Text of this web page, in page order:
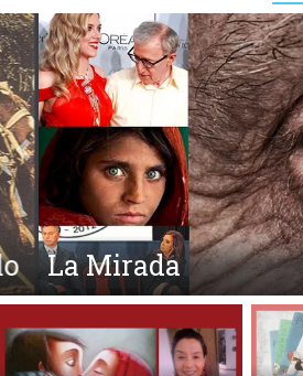
La Mirada
Anterior